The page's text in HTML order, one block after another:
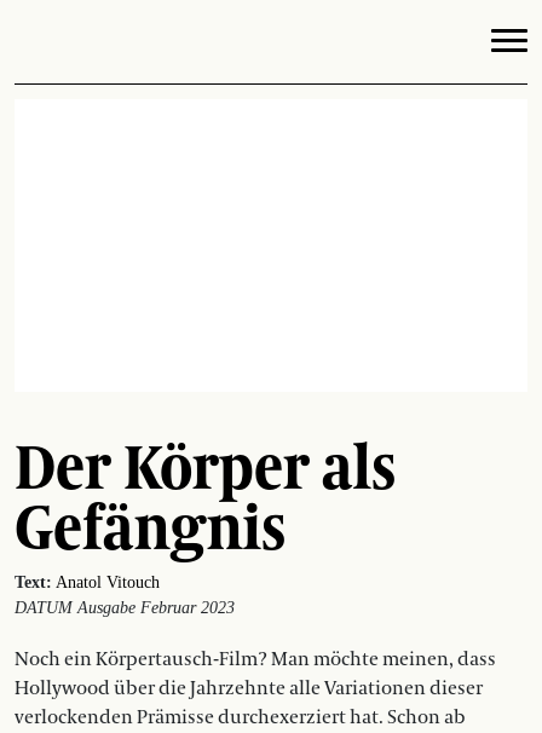
Der Körper als
Gefängnis
Text: Anatol Vitouch
DATUM Ausgabe Februar 2023
Noch ein Körpertausch-Film? Man möchte meinen, dass
Hollywood über die Jahrzehnte alle Variationen dieser
verlockenden Prämisse durchexerziert hat. Schon ab